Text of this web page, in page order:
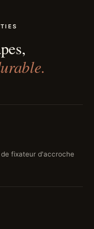
fixateur d'accroche